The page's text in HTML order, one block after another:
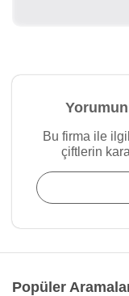
Bu firma ile
çiftlerin
Popüler